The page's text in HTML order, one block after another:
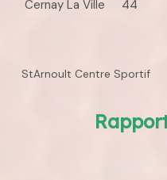
Cernay La Ville
44
StArnoult Centre Sportif